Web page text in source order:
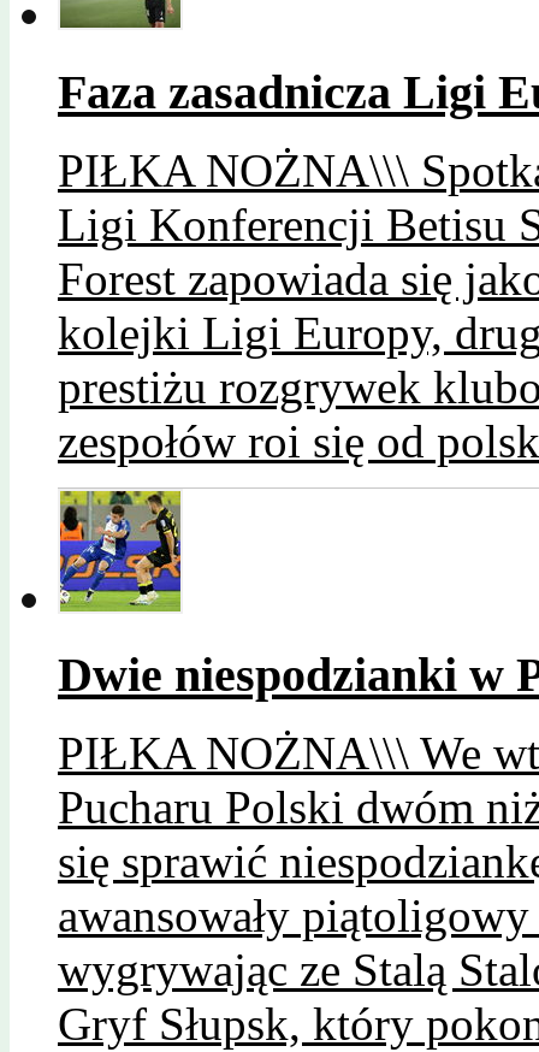
Faza zasadnicza Ligi
PIŁKA NOŻNA\\\
Ligi Konferencji Betisu
Forest zapowiada się
kolejki Ligi Europy,
prestiżu rozgrywek
zespołów roi się od
Dwie niespodzianki w
PIŁKA NOŻNA\\\ We
Pucharu Polski dwóm
się sprawić
awansowały
wygrywając ze Stalą
Gryf Słupsk, który